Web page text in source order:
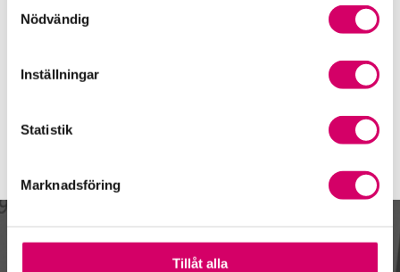
Nödvändig
Inställningar
Statistik
Marknadsföring
Tillåt alla
0247-150 60
Webbadress
Kalendarium